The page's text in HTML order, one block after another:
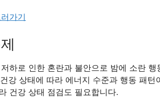
가기
하로 인한 혼란과 불안으로 밤에 소란
강 상태에 따라 에너지 수준과 행동 패
건강 상태 점검도 필요합니다.